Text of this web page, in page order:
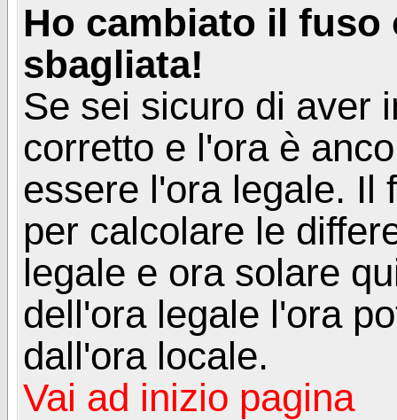
Ho cambiato il fuso
sbagliata!
Se sei sicuro di aver
corretto e l'ora è
essere l'ora legale. Il
per calcolare le
legale e ora solare
dell'ora legale l'ora
dall'ora locale.
Vai ad inizio pagina